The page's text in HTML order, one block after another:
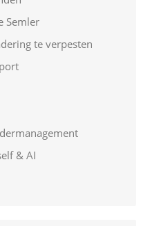
Semler
te verpesten
& AI